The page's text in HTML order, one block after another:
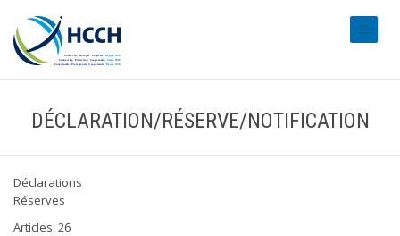
DÉCLARATION/RÉSERVE/NOTIFICATION
Déclarations
Réserves
Articles: 26